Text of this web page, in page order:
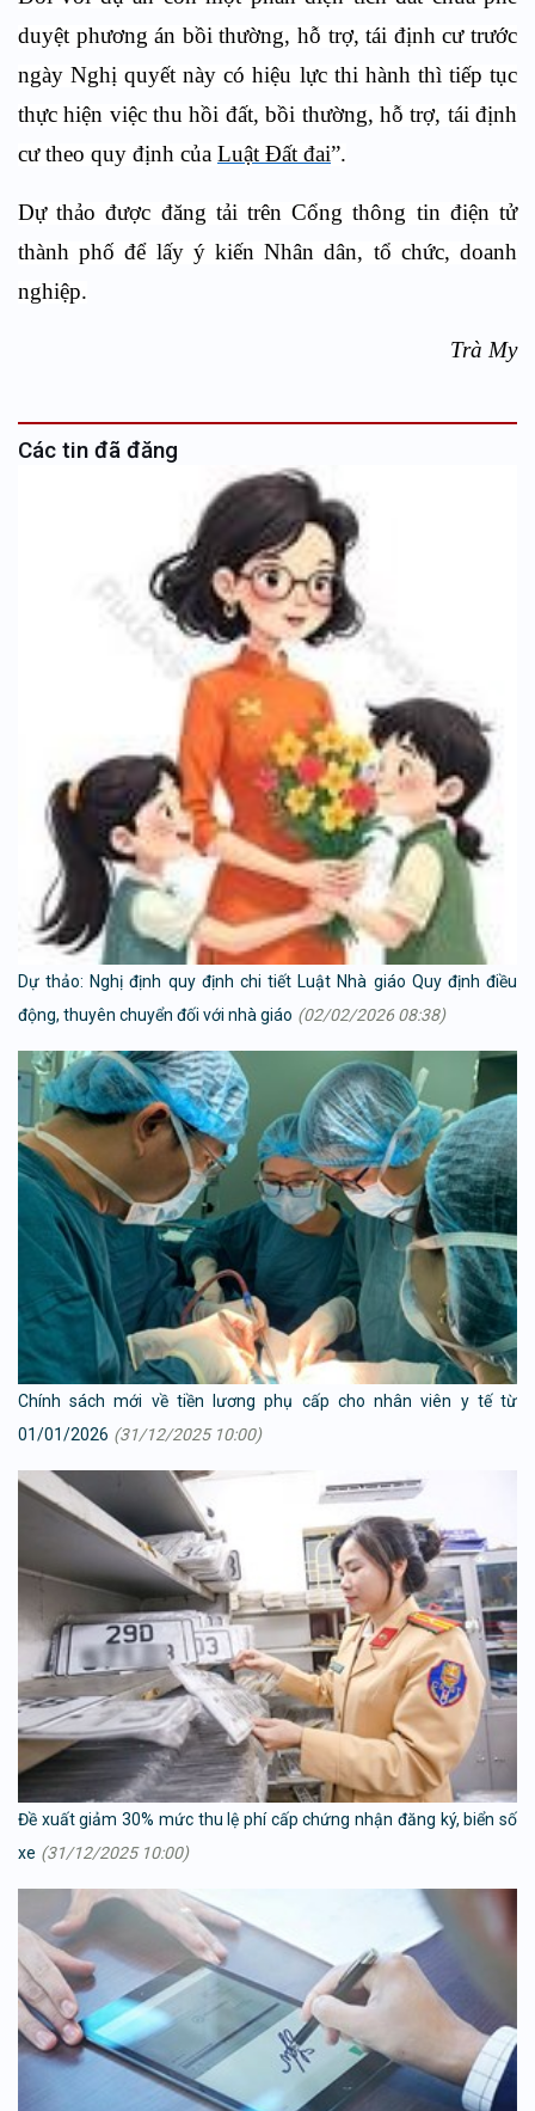
duyệt phương án bồi thường, hỗ trợ, tái định cư trước
ngày Nghị quyết này có hiệu lực thi hành thì tiếp tục
thực hiện việc thu hồi đất, bồi thường, hỗ trợ, tái định
cư theo quy định của Luật Đất đai”.
Dự thảo được đăng tải trên Cổng thông tin điện tử
thành phố để lấy ý kiến Nhân dân, tổ chức, doanh
nghiệp.
Trà My
Các tin đã đăng
Dự thảo: Nghị định quy định chi tiết Luật Nhà giáo Quy định điều
động, thuyên chuyển đối với nhà giáo (02/02/2026 08:38)
Chính sách mới về tiền lương phụ cấp cho nhân viên y tế từ
01/01/2026 (31/12/2025 10:00)
Đề xuất giảm 30% mức thu lệ phí cấp chứng nhận đăng ký, biển số
xe (31/12/2025 10:00)